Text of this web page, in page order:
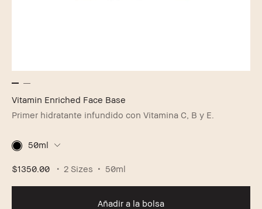
Vitamin Enriched Face Base
Primer hidratante infundido con Vitamina C, B y E.
50ml
$1350.00 2 Sizes 50ml
Añadir a la bolsa